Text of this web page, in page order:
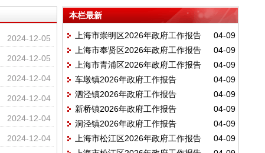
2024-12-05
2024-12-05
2024-12-04
2024-12-04
2024-12-04
2024-12-04
本栏最新
04-09
上海市崇明区2026年政府工作报告
04-09
上海市奉贤区2026年政府工作报告
04-09
上海市青浦区2026年政府工作报告
04-09
车墩镇2026年政府工作报告
04-09
泗泾镇2026年政府工作报告
04-09
新桥镇2026年政府工作报告
04-09
洞泾镇2026年政府工作报告
04-09
上海市松江区2026年政府工作报告